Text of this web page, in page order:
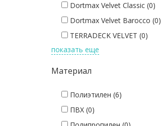
Dortmax Velvet Classic (0)
Dortmax Velvet Barocco (0)
TERRADECK VELVET (0)
TERRADECK ECO (0)
WERZALIT TERRAZA (0)
SAVEWOOD SW-SALIX (0)
показать еще
Материал
Полиэтилен (6)
ПВХ (0)